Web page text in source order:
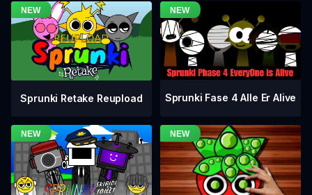
Sprunki Retake Reupload Sprunki Fase 4 Alle Er Alive